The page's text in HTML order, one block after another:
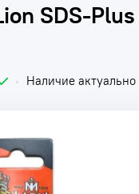
SDS-
• Наличие